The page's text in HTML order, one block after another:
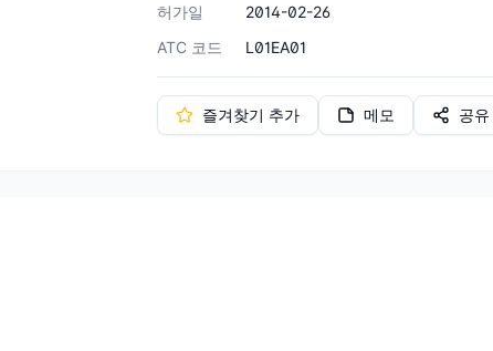
허가일
2014-02-26
ATC 코드
L01EA01
즐겨찾기 추가 메모 공유